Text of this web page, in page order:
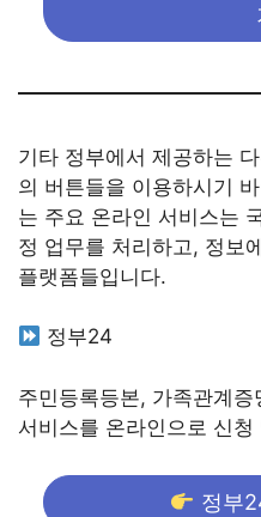
기타 정부에서 제공하는
의 버튼들을 이용하시기
는 주요 온라인 서비스는
정 업무를 처리하고, 정보
플랫폼들입니다.
정부24
주민등록등본, 가족관계
서비스를 온라인으로 신청
정부